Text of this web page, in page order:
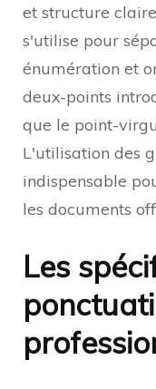
et structure
s'utilise pour
énumération et
deux-points
que le point-
L'utilisation des
indispensable
les documents
Les